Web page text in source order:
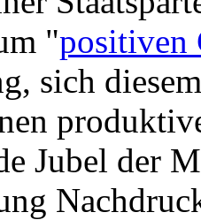
"positiven
sich
Jubel der